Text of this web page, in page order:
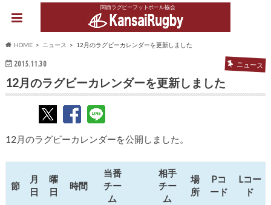
関西ラグビーフットボール協会
HOME ニュース 12月のラグビーカレンダーを更新しました
2015.11.30 ニュース
12月のラグビーカレンダーを更新しました
12月のラグビーカレンダーを公開しました。
節
月
日
曜
日
時間
当番
チー
ム
相手
チー
ム
場
所
Pコ
ード
Lコー
ド